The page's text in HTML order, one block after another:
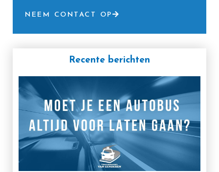
NEEM CONTACT OP
Recente berichten